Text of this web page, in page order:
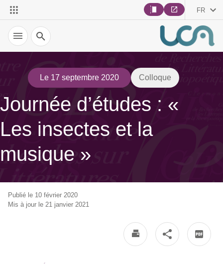
FR
Recherche
Le 17 septembre 2020 Colloque
Journée d’études : «
Les insectes et la
musique »
Publié le 10 février 2020
Mis à jour le 21 janvier 2021